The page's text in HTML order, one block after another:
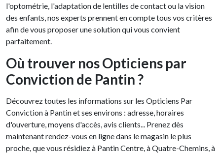
l'optométrie, l'adaptation de lentilles de contact ou la vision
des enfants, nos experts prennent en compte tous vos critères
afin de vous proposer une solution qui vous convient
parfaitement.
Où trouver nos Opticiens par
Conviction de Pantin ?
Découvrez toutes les informations sur les Opticiens Par
Conviction à Pantin et ses environs : adresse, horaires
d'ouverture, moyens d'accès, avis clients... Prenez dès
maintenant rendez-vous en ligne dans le magasin le plus
proche, que vous résidiez à Pantin Centre, à Quatre-Chemins, à